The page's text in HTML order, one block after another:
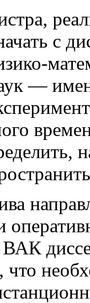
с
—
что